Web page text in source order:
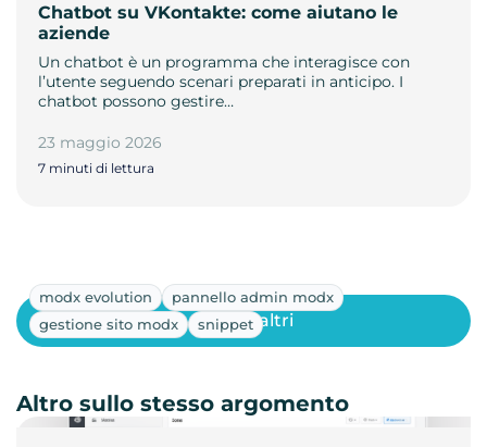
Chatbot su VKontakte: come aiutano le
aziende
Un chatbot è un programma che interagisce con
l’utente seguendo scenari preparati in anticipo. I
chatbot possono gestire…
23 maggio 2026
7 minuti di lettura
modx evolution
pannello admin modx
gestione sito modx
snippet
Mostra altri
Altro sullo stesso argomento